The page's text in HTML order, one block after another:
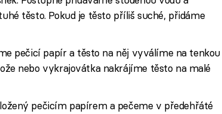
těsto. Pokud je těsto příliš suché, přidáme
pečicí papír a těsto na něj vyválíme na tenkou
nebo vykrajovátka nakrájíme těsto na malé
pečicím papírem a pečeme v předehřáté